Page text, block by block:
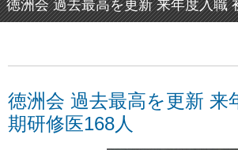
徳洲会 過去最高を更新 来年度入職
徳洲会 過去最高を更新 来
期研修医168人